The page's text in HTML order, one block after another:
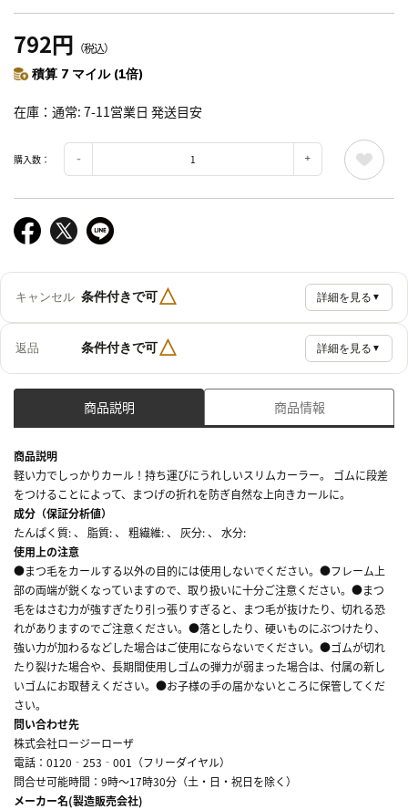
792円 （税込）
積算 7 マイル (1倍)
在庫 通常: 7-11営業日 発送目安
購入数：
キャンセル 条件付きで可△ 詳細を見る ▼
返品 条件付きで可△ 詳細を見る ▼
商品説明 商品情報
商品説明
軽い力でしっかりカール！持ち運びにうれしいスリムカーラー。 ゴムに段差
をつけることによって、まつげの折れを防ぎ自然な上向きカールに。
成分（保証分析値）
たんぱく質: 、 脂質: 、 粗繊維: 、 灰分: 、 水分:
使用上の注意
●まつ毛をカールする以外の目的には使用しないでください。●フレーム上
部の両端が鋭くなっていますので、取り扱いに十分ご注意ください。●まつ
毛をはさむ力が強すぎたり引っ張りすぎると、まつ毛が抜けたり、切れる恐
れがありますのでご注意ください。●落としたり、硬いものにぶつけたり、
強い力が加わるなどした場合はご使用にならないでください。●ゴムが切れ
たり裂けた場合や、長期間使用しゴムの弾力が弱まった場合は、付属の新し
いゴムにお取替えください。●お子様の手の届かないところに保管してくだ
さい。
問い合わせ先
株式会社ロージーローザ
電話：0120‐253‐001（フリーダイヤル）
問合せ可能時間：9時～17時30分（土・日・祝日を除く）
メーカー名(製造販売会社)